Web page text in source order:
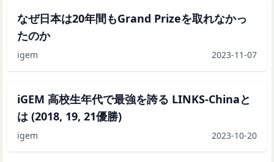
なぜ日本は20年間もGrand Prizeを取れなかっ
たのか
igem 2023-11-07
iGEM 高校生年代で最強を誇る LINKS-Chinaと
は (2018, 19, 21優勝)
igem 2023-10-20